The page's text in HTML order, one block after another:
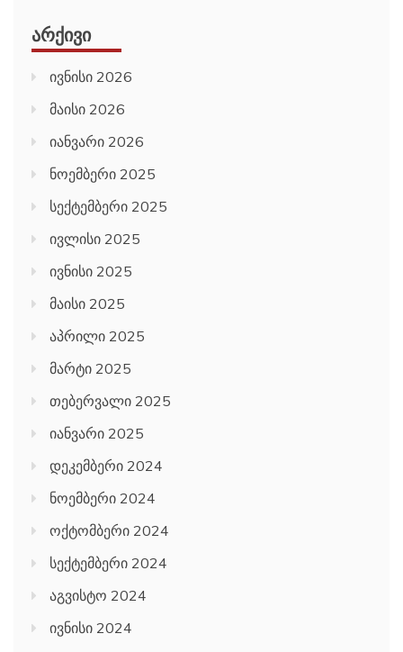
ᲐᲠᲥᲘᲕᲘ
ივნისი 2026
მაისი 2026
იანვარი 2026
ნოემბერი 2025
სექტემბერი 2025
ივლისი 2025
ივნისი 2025
მაისი 2025
აპრილი 2025
მარტი 2025
თებერვალი 2025
იანვარი 2025
დეკემბერი 2024
ნოემბერი 2024
ოქტომბერი 2024
სექტემბერი 2024
აგვისტო 2024
ივნისი 2024